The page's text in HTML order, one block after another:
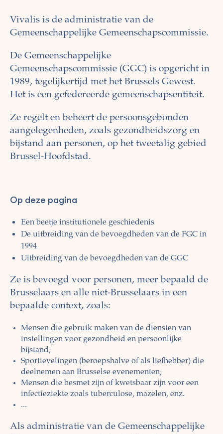
Vivalis is de administratie van de
Gemeenschappelijke Gemeenschapscommissie.
De Gemeenschappelijke
Gemeenschapscommissie (GGC) is opgericht in
1989, tegelijkertijd met het Brussels Gewest.
Het is een gefedereerde gemeenschapsentiteit.
Ze regelt en beheert de persoonsgebonden
aangelegenheden, zoals gezondheidszorg en
bijstand aan personen, op het tweetalig gebied
Brussel-Hoofdstad.
Op deze pagina
Een beetje institutionele geschiedenis
De uitbreiding van de bevoegdheden van de FGC in
1994
Uitbreiding van de bevoegdheden van de GGC
Ze is bevoegd voor personen, meer bepaald de
Brusselaars en alle niet-Brusselaars in een
bepaalde context, zoals:
Mensen die gebruik maken van de diensten van
instellingen voor gezondheid en persoonlijke
bijstand;
Sportievelingen (beroepshalve of als liefhebber) die
deelnemen aan Brusselse evenementen;
Mensen die besmet zijn of kwetsbaar zijn voor een
infectieziekte zoals tuberculose, mazelen, enz.
...
Als administratie van de Gemeenschappelijke